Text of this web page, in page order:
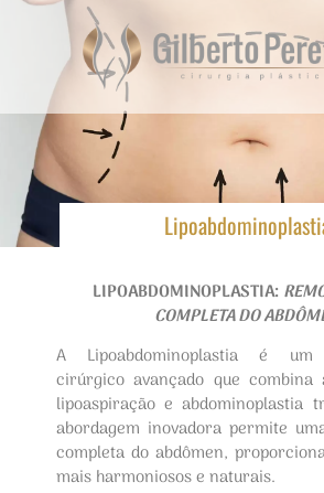
LIPOABDOMINOPLASTIA:
COMPLETA DO
A Lipoabdominoplastia é um
cirúrgico avançado que combina
lipoaspiração e abdominoplastia
abordagem inovadora permite
completa do abdômen,
mais harmoniosos e naturais.